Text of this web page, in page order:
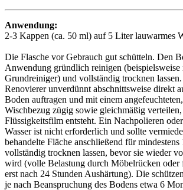
Anwendung:
2-3 Kappen (ca. 50 ml) auf 5 Liter lauwarmes
Die Flasche vor Gebrauch gut schütteln. Den
Anwendung gründlich reinigen
Grundreiniger) und vollständig trocknen
Renovierer unverdünnt abschnittsweise direkt
Boden auftragen und mit einem
Wischbezug zügig sowie gleichmäßig verteilen,
Flüssigkeitsfilm entsteht. Ein Nachpolieren
Wasser ist nicht erforderlich und sollte
behandelte Fläche anschließend für mindestens
vollständig trocknen lassen, bevor sie wieder
wird (volle Belastung durch Möbelrücken oder
erst nach 24 Stunden Aushärtung). Die
je nach Beanspruchung des Bodens etwa 6